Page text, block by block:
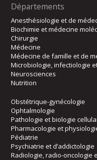
Départements
Anesthésiologie et de
Biochimie et médecine
Chirurgie
Médecine
Médecine de famille et de
Microbiologie, infectiologie
Neurosciences
Nutrition
Obstétrique-gynécologie
Ophtalmologie
Pathologie et biologie
Pharmacologie et
Pédiatrie
Psychiatrie et d’addictologie
Radiologie, radio-oncologie